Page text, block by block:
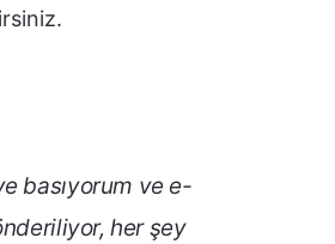
basıyorum ve e-
her şey